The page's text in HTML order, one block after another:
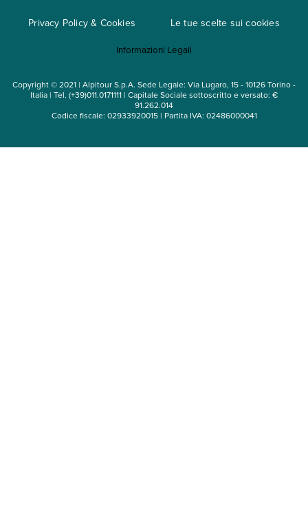
Mappa del sito
Privacy Policy & Cookies Le tue scelte sui cookies
Informazioni Legali
Copyright © 2021 | Alpitour S.p.A. Sede Legale: Via Lugaro, 15 - 10126 Torino -
Italia | Tel. (+39)011.0171111 | Capitale Sociale sottoscritto e versato: €
91.262.014
Codice fiscale: 02933920015 | Partita IVA: 02486000041